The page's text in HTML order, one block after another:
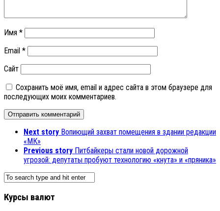
Имя *
Email *
Сайт
Сохранить моё имя, email и адрес сайта в этом браузере для
последующих моих комментариев.
Next story Вопиющий захват помещения в здании редакции
«МК»
Previous story Питбайкеры стали новой дорожной
угрозой: депутаты пробуют технологию «кнута» и «пряника»
Курсы валют